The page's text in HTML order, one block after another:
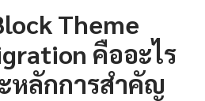
Theme
คืออะไร
หลักการสำคัญ